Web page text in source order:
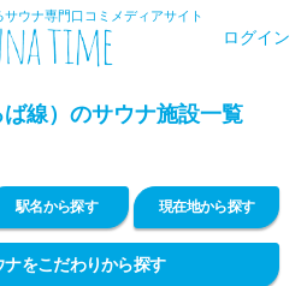
ウナ専門口コミメディアサイト
ログイン
線）のサウナ施設一覧
駅名から探す 現在地から探す
ナをこだわりから探す